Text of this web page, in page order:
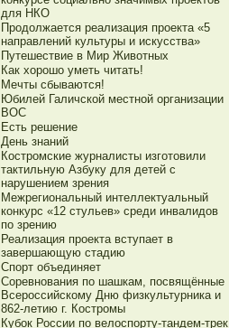
для НКО
Продолжается реализация проекта «5
направлений культуры и искусства»
Путешествие в Мир Животных
Как хорошо уметь читать!
Мечты сбываются!
Юбилей Галичской местной организации
ВОС
Есть решение
День знаний
Костромские журналисты изготовили
тактильную Азбуку для детей с
нарушением зрения
Межрегиональный интеллектуальный
конкурс «12 стульев» среди инвалидов
по зрению
Реализация проекта вступает в
завершающую стадию
Спорт объединяет
Соревнования по шашкам, посвящённые
Всероссийскому Дню физкультурника и
862-летию г. Костромы
Кубок России по велоспорту-тандем-трек